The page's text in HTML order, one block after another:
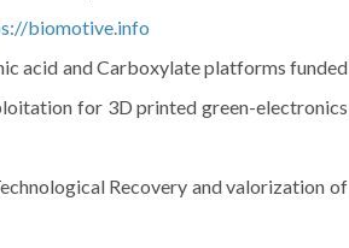
biomotive.info
acid and Carboxylate platforms funded
for 3D printed green-electronics
Recovery and valorization of